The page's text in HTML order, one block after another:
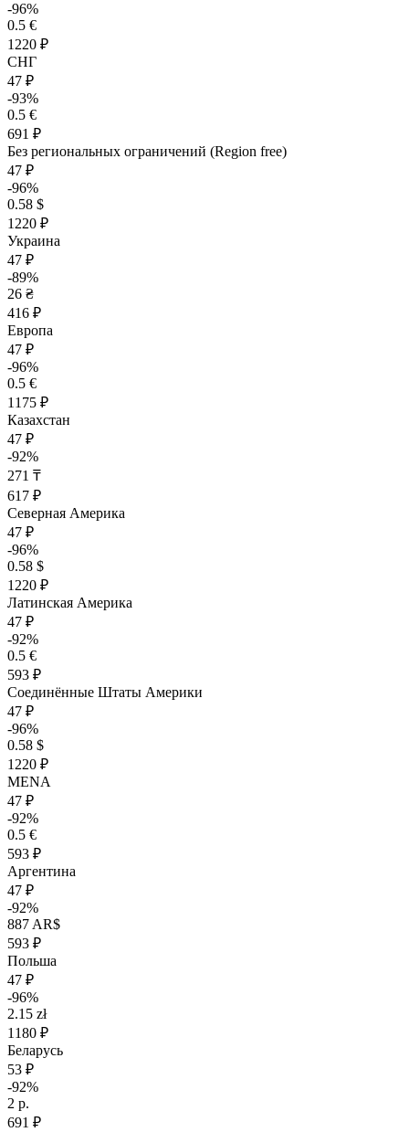
-96%
0.5 €
1220 ₽
СНГ
47 ₽
-93%
0.5 €
691 ₽
Без региональных ограничений (Region free)
47 ₽
-96%
0.58 $
1220 ₽
Украина
47 ₽
-89%
26 ₴
416 ₽
Европа
47 ₽
-96%
0.5 €
1175 ₽
Казахстан
47 ₽
-92%
271 ₸
617 ₽
Северная Америка
47 ₽
-96%
0.58 $
1220 ₽
Латинская Америка
47 ₽
-92%
0.5 €
593 ₽
Соединённые Штаты Америки
47 ₽
-96%
0.58 $
1220 ₽
MENA
47 ₽
-92%
0.5 €
593 ₽
Аргентина
47 ₽
-92%
887 AR$
593 ₽
Польша
47 ₽
-96%
2.15 zł
1180 ₽
Беларусь
53 ₽
-92%
2 р.
691 ₽